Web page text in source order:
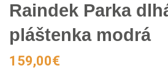
Raindek Parka
pláštenka modrá
159,00€